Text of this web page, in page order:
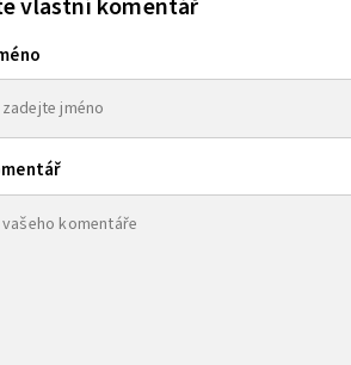
vlastní komentář